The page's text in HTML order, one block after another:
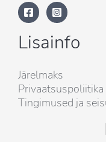
Lisainfo
Järelmaks
Privaatsuspoliitika
Tingimused ja